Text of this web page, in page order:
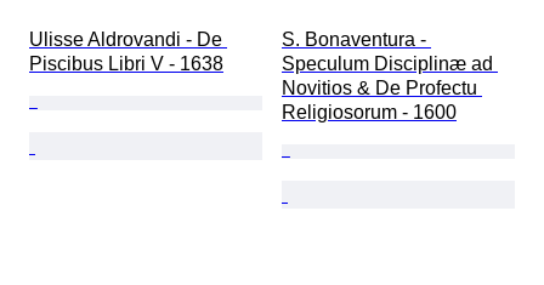
Ulisse Aldrovandi - De
Piscibus Libri V - 1638
S. Bonaventura -
Speculum Disciplinæ ad
Novitios & De Profectu
Religiosorum - 1600